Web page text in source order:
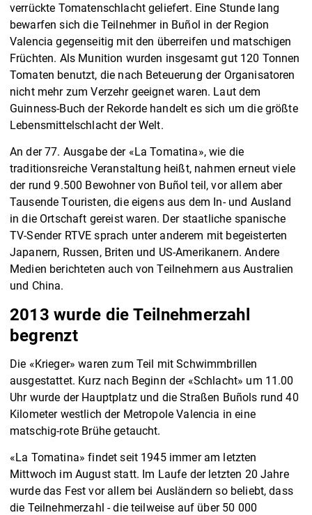
verrückte Tomatenschlacht geliefert. Eine Stunde lang
bewarfen sich die Teilnehmer in Buñol in der Region
Valencia gegenseitig mit den überreifen und matschigen
Früchten. Als Munition wurden insgesamt gut 120 Tonnen
Tomaten benutzt, die nach Beteuerung der Organisatoren
nicht mehr zum Verzehr geeignet waren. Laut dem
Guinness-Buch der Rekorde handelt es sich um die größte
Lebensmittelschlacht der Welt.
An der 77. Ausgabe der «La Tomatina», wie die
traditionsreiche Veranstaltung heißt, nahmen erneut viele
der rund 9.500 Bewohner von Buñol teil, vor allem aber
Tausende Touristen, die eigens aus dem In- und Ausland
in die Ortschaft gereist waren. Der staatliche spanische
TV-Sender RTVE sprach unter anderem mit begeisterten
Japanern, Russen, Briten und US-Amerikanern. Andere
Medien berichteten auch von Teilnehmern aus Australien
und China.
2013 wurde die Teilnehmerzahl
begrenzt
Die «Krieger» waren zum Teil mit Schwimmbrillen
ausgestattet. Kurz nach Beginn der «Schlacht» um 11.00
Uhr wurde der Hauptplatz und die Straßen Buñols rund 40
Kilometer westlich der Metropole Valencia in eine
matschig-rote Brühe getaucht.
«La Tomatina» findet seit 1945 immer am letzten
Mittwoch im August statt. Im Laufe der letzten 20 Jahre
wurde das Fest vor allem bei Ausländern so beliebt, dass
die Teilnehmerzahl - die teilweise auf über 50 000